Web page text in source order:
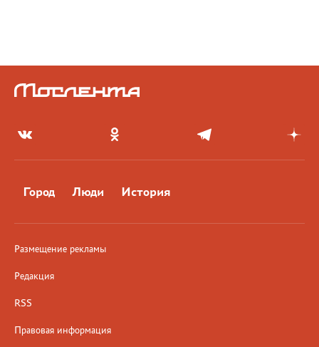
Город Люди История
Размещение рекламы
Редакция
RSS
Правовая информация